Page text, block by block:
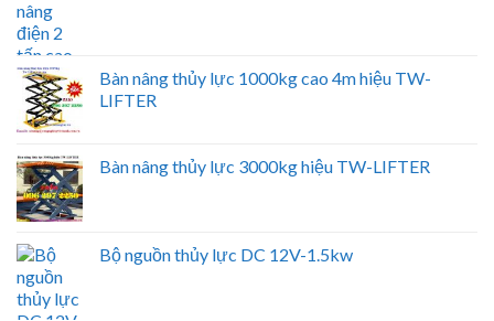
Bàn nâng thủy lực 1000kg cao 4m hiệu TW-
LIFTER
Bàn nâng thủy lực 3000kg hiệu TW-LIFTER
Bộ nguồn thủy lực DC 12V-1.5kw